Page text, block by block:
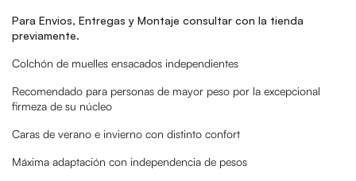
Para Envios, Entregas y Montaje consultar con la tienda
previamente.
Colchón de muelles ensacados independientes
Recomendado para personas de mayor peso por la excepcional
firmeza de su núcleo
Caras de verano e invierno con distinto confort
Máxima adaptación con independencia de pesos